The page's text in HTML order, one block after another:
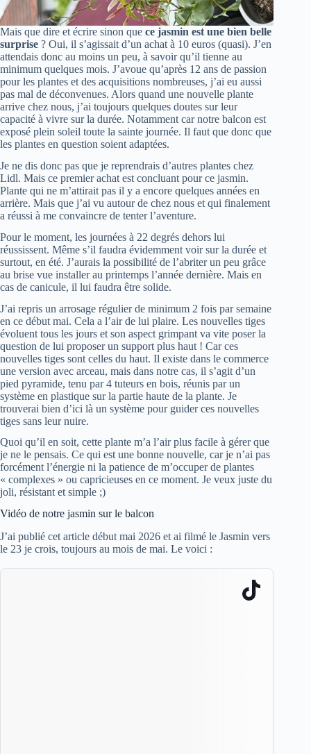
Mais que dire et écrire sinon que ce jasmin est une bien belle
surprise ? Oui, il s’agissait d’un achat à 10 euros (quasi). J’en
attendais donc au moins un peu, à savoir qu’il tienne au
minimum quelques mois. J’avoue qu’après 12 ans de passion
pour les plantes et des acquisitions nombreuses, j’ai eu aussi
pas mal de déconvenues. Alors quand une nouvelle plante
arrive chez nous, j’ai toujours quelques doutes sur leur
capacité à vivre sur la durée. Notamment car notre balcon est
exposé plein soleil toute la sainte journée. Il faut que donc que
les plantes en question soient adaptées.
Je ne dis donc pas que je reprendrais d’autres plantes chez
Lidl. Mais ce premier achat est concluant pour ce jasmin.
Plante qui ne m’attirait pas il y a encore quelques années en
arrière. Mais que j’ai vu autour de chez nous et qui finalement
a réussi à me convaincre de tenter l’aventure.
Pour le moment, les journées à 22 degrés dehors lui
réussissent. Même s’il faudra évidemment voir sur la durée et
surtout, en été. J’aurais la possibilité de l’abriter un peu grâce
au brise vue installer au printemps l’année dernière. Mais en
cas de canicule, il lui faudra être solide.
J’ai repris un arrosage régulier de minimum 2 fois par semaine
en ce début mai. Cela a l’air de lui plaire. Les nouvelles tiges
évoluent tous les jours et son aspect grimpant va vite poser la
question de lui proposer un support plus haut ! Car ces
nouvelles tiges sont celles du haut. Il existe dans le commerce
une version avec arceau, mais dans notre cas, il s’agit d’un
pied pyramide, tenu par 4 tuteurs en bois, réunis par un
système en plastique sur la partie haute de la plante. Je
trouverai bien d’ici là un système pour guider ces nouvelles
tiges sans leur nuire.
Quoi qu’il en soit, cette plante m’a l’air plus facile à gérer que
je ne le pensais. Ce qui est une bonne nouvelle, car je n’ai pas
forcément l’énergie ni la patience de m’occuper de plantes
« complexes » ou capricieuses en ce moment. Je veux juste du
joli, résistant et simple ;)
Vidéo de notre jasmin sur le balcon
J’ai publié cet article début mai 2026 et ai filmé le Jasmin vers
le 23 je crois, toujours au mois de mai. Le voici :